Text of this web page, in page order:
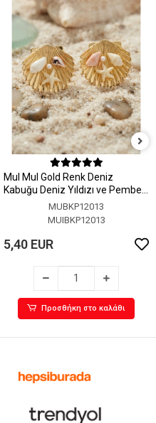
MuI MuI Gold Renk Deniz
Kabuğu Deniz Yıldızı ve Pembe
Taş Detaylı Küpe
MUBKP12013
MUIBKP12013
5,40 EUR
Προσθήκη στο καλάθι